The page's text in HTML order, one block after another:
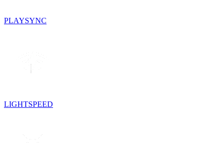
PLAYSYNC
LIGHTSPEED